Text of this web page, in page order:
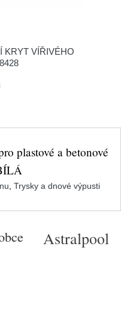
KRYT VÍŘIVÉHO
plastové a betonové
Trysky a dnové výpusti
Astralpool